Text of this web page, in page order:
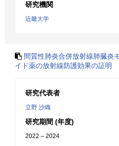
研究機関
近畿大学
間質性肺炎合併放射線肺臓炎
イド薬の放射線防護効果の証明
研究代表者
立野 沙織
研究期間 (年度)
2022 – 2024